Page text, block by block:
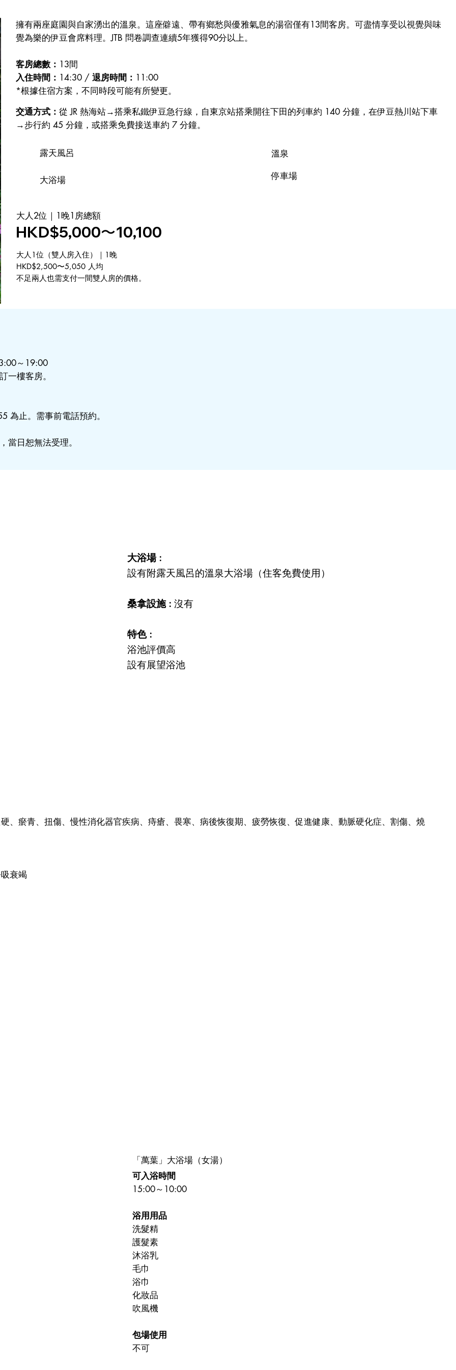
擁有兩座庭園與自家湧出的溫泉。這座僻遠、帶有鄉愁與優雅氣息的湯宿僅有13間客房。可盡情享受以視覺與味
覺為樂的伊豆會席料理。JTB 問卷調查連續5年獲得90分以上。
客房總數： 13間
入住時間： 14:30 / 退房時間： 11:00
*根據住宿方案，不同時段可能有所變更。
交通方式：從 JR 熱海站→搭乘私鐵伊豆急行線，自東京站搭乘開往下田的列車約 140 分鐘，在伊豆熱川站下車
→步行約 45 分鐘，或搭乘免費接送車約 7 分鐘。
露天風呂 溫泉
大浴場 停車場
大人2位｜1晚1房總額
HKD$5,000〜10,100
大人1位（雙人房入住）｜1晚
HKD$2,500〜5,050 人均
不足兩人也需支付一間雙人房的價格。
～19:00
一樓客房。
為止。需事前電話預約。
當日恕無法受理。
大浴場 :
設有附露天風呂的溫泉大浴場（住客免費使用）
桑拿設施 : 沒有
特色 :
浴池評價高
設有展望浴池
、瘀青、扭傷、慢性消化器官疾病、痔瘡、畏寒、病後恢復期、疲勞恢復、促進健康、動脈硬化症、割傷、燒
衰竭
「萬葉」大浴場（女湯）
可入浴時間
15:00～10:00
浴用用品
洗髮精
護髮素
沐浴乳
毛巾
浴巾
化妝品
吹風機
包場使用
不可